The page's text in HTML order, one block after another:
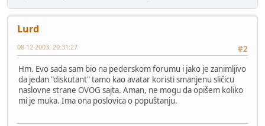
Lurd
#2
08-12-2003, 20:31:27
Hm. Evo sada sam bio na pederskom forumu i jako je zanimljivo
da jedan "diskutant" tamo kao avatar koristi smanjenu sličicu
naslovne strane OVOG sajta. Aman, ne mogu da opišem koliko
mi je muka. Ima ona poslovica o popuštanju.